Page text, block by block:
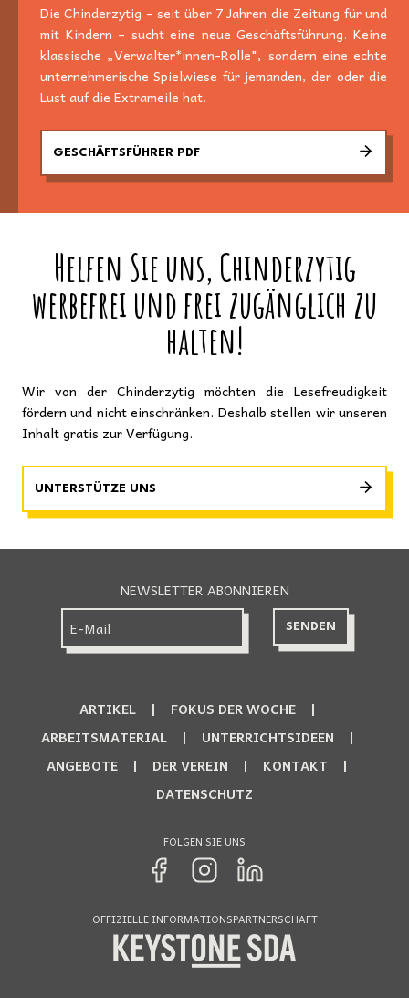
Die Chinderzytig – seit über 7 Jahren die Zeitung für und
mit Kindern – sucht eine neue Geschäftsführung. Keine
klassische „Verwalter*innen-Rolle", sondern eine echte
unternehmerische Spielwiese für jemanden, der oder die
Lust auf die Extrameile hat.
GESCHÄFTSFÜHRER PDF
Helfen Sie uns, Chinderzytig
werbefrei und frei zugänglich zu
halten!
Wir von der Chinderzytig möchten die Lesefreudigkeit
fördern und nicht einschränken. Deshalb stellen wir unseren
Inhalt gratis zur Verfügung.
UNTERSTÜTZE UNS
NEWSLETTER ABONNIEREN
ARTIKEL
FOKUS DER WOCHE
ARBEITSMATERIAL
UNTERRICHTSIDEEN
ANGEBOTE
DER VEREIN
KONTAKT
DATENSCHUTZ
FOLGEN SIE UNS
OFFIZIELLE INFORMATIONSPARTNERSCHAFT